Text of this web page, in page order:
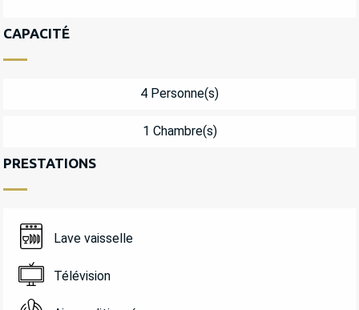
CAPACITÉ
4 Personne(s)
1 Chambre(s)
PRESTATIONS
Lave vaisselle
Télévision